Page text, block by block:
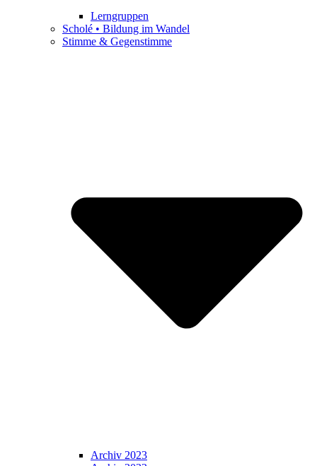
Lerngruppen
Scholé • Bildung im Wandel
Stimme & Gegenstimme
Archiv 2023